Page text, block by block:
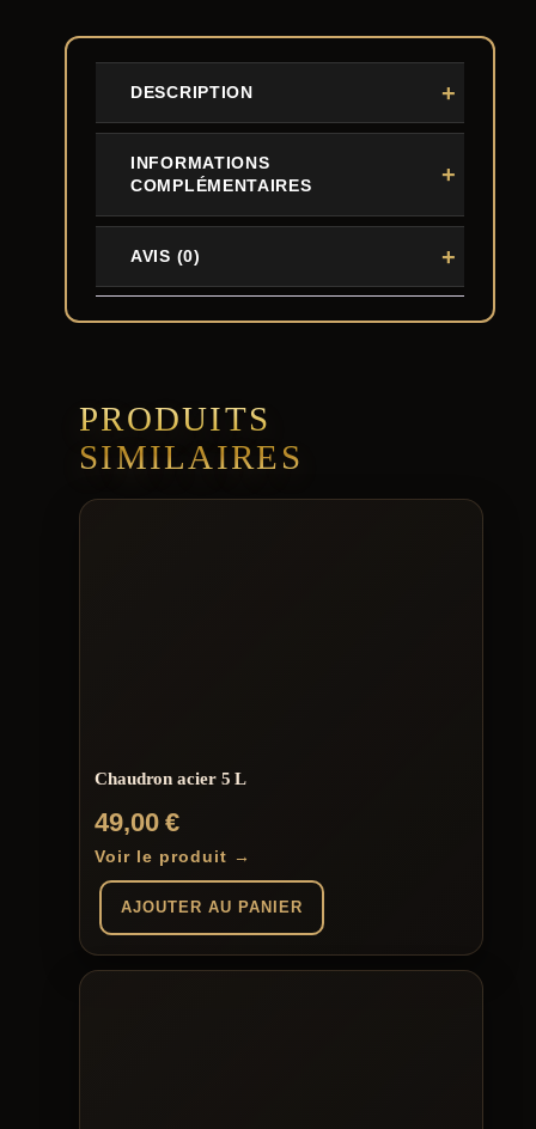
DESCRIPTION
INFORMATIONS
COMPLÉMENTAIRES
AVIS (0)
PRODUITS
SIMILAIRES
Chaudron acier 5 L
49,00€
Voir le produit →
AJOUTER AU PANIER